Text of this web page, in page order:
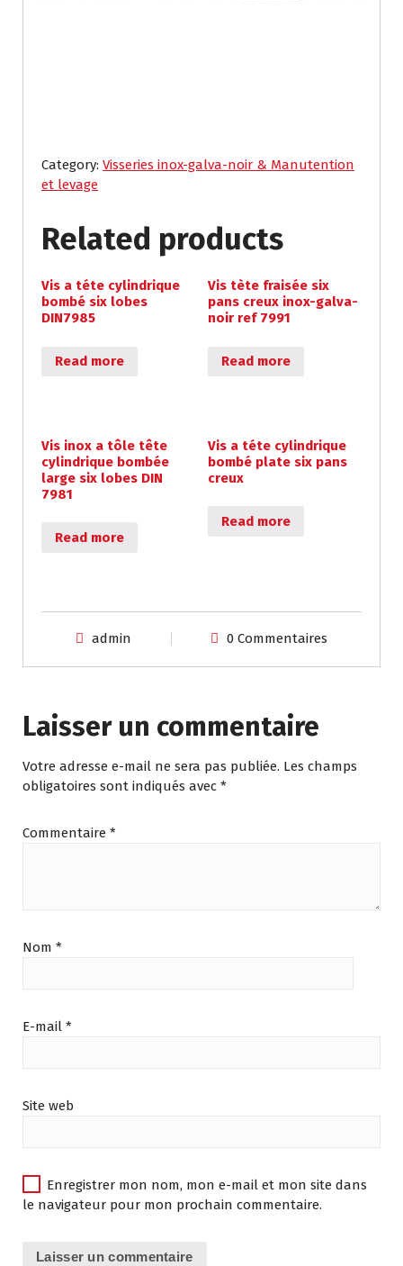
Category: Visseries inox-galva-noir & Manutention
et levage
Related products
Vis a téte cylindrique
bombé six lobes
DIN7985
Read more
Vis tète fraisée six
pans creux inox-galva-
noir ref 7991
Read more
Vis inox a tôle tête
cylindrique bombée
large six lobes DIN
7981
Read more
Vis a téte cylindrique
bombé plate six pans
creux
Read more
admin 0 Commentaires
Laisser un commentaire
Votre adresse e-mail ne sera pas publiée. Les champs
obligatoires sont indiqués avec *
Commentaire *
Nom *
E-mail *
Site web
Enregistrer mon nom, mon e-mail et mon site dans
le navigateur pour mon prochain commentaire.